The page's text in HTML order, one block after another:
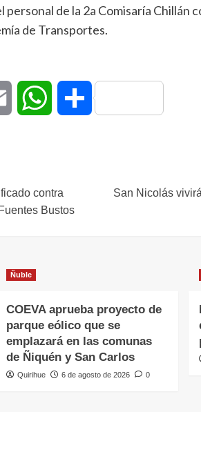
de la 2a Comisaría Chillán
de Transportes.
Email WhatsAppCompartir
contra
Bustos
San Nicolás
Ñuble
COEVA aprueba proyecto de
parque eólico que se
emplazará en las comunas
de Ñiquén y San Carlos
Quirihue 6 de agosto de 2026 0